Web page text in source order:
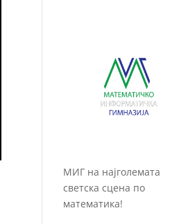
МИГ на најголемата
светска сцена по
математика!